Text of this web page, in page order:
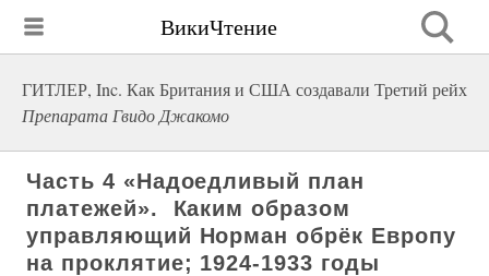
ВикиЧтение
ГИТЛЕР, Inc. Как Британия и США создавали Третий рейх
Препарата Гвидо Джакомо
Часть 4 «Надоедливый план
платежей». Каким образом
управляющий Норман обрёк Европу
на проклятие; 1924-1933 годы